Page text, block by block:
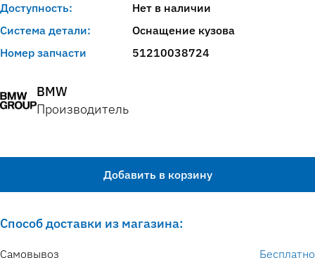
Доступность:
Нет в наличии
Система детали:
Оснащение кузова
Номер запчасти
51210038724
BMW
Производитель
Добавить в корзину
Способ доставки из магазина:
Самовывоз
Бесплатно